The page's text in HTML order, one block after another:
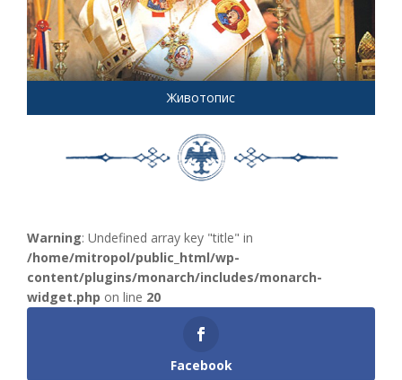
Животопис
Warning: Undefined array key "title" in
/home/mitropol/public_html/wp-
content/plugins/monarch/includes/monarch-
widget.php on line 20
Facebook